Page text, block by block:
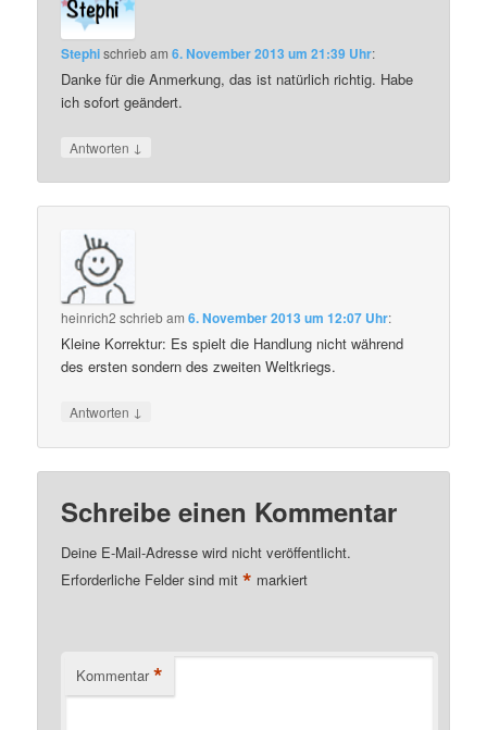
Stephischriebam6. November 2013 um 21:39 Uhr:
Danke für die Anmerkung, das ist natürlich richtig. Habe
ich sofort geändert.
Antworten ↓
heinrich2 schriebam6. November 2013 um 12:07 Uhr:
Kleine Korrektur: Es spielt die Handlung nicht während
des ersten sondern des zweiten Weltkriegs.
Antworten ↓
Schreibe einen Kommentar
Deine E-Mail-Adresse wird nicht veröffentlicht.
Erforderliche Felder sind mit* markiert
Kommentar *